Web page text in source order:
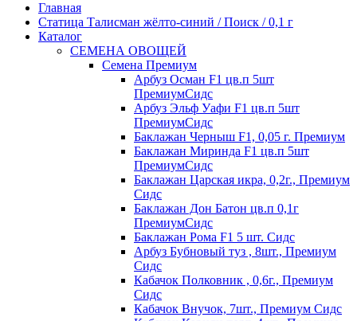
Главная
Статица Талисман жёлто-синий / Поиск / 0,1 г
Каталог
СЕМЕНА ОВОЩЕЙ
Семена Премиум
Арбуз Осман F1 цв.п 5шт
ПремиумСидс
Арбуз Эльф Уафи F1 цв.п 5шт
ПремиумСидс
Баклажан Черныш F1, 0,05 г. Премиум
Баклажан Миринда F1 цв.п 5шт
ПремиумСидс
Баклажан Царская икра, 0,2г., Премиум
Сидс
Баклажан Дон Батон цв.п 0,1г
ПремиумСидс
Баклажан Рома F1 5 шт. Сидс
Арбуз Бубновый туз , 8шт., Премиум
Сидс
Кабачок Полковник , 0,6г., Премиум
Сидс
Кабачок Внучок, 7шт., Премиум Сидс